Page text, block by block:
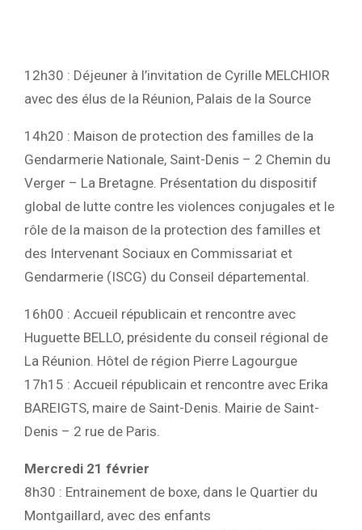
12h30 : Déjeuner à l’invitation de Cyrille MELCHIOR
avec des élus de la Réunion, Palais de la Source
14h20 : Maison de protection des familles de la
Gendarmerie Nationale, Saint-Denis – 2 Chemin du
Verger – La Bretagne. Présentation du dispositif
global de lutte contre les violences conjugales et le
rôle de la maison de la protection des familles et
des Intervenant Sociaux en Commissariat et
Gendarmerie (ISCG) du Conseil départemental.
16h00 : Accueil républicain et rencontre avec
Huguette BELLO, présidente du conseil régional de
La Réunion. Hôtel de région Pierre Lagourgue
17h15 : Accueil républicain et rencontre avec Erika
BAREIGTS, maire de Saint-Denis. Mairie de Saint-
Denis – 2 rue de Paris.
Mercredi 21 février
8h30 : Entrainement de boxe, dans le Quartier du
Montgaillard, avec des enfants